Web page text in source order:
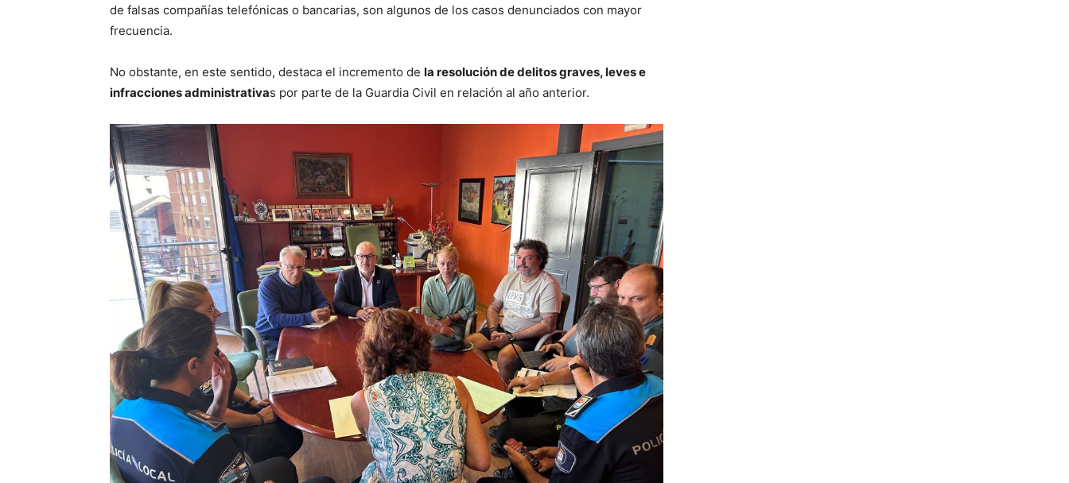
de falsas compañías telefónicas o bancarias, son algunos de los casos denunciados con mayor
frecuencia.
No obstante, en este sentido, destaca el incremento de la resolución de delitos graves, leves e
infracciones administrativas por parte de la Guardia Civil en relación al año anterior.